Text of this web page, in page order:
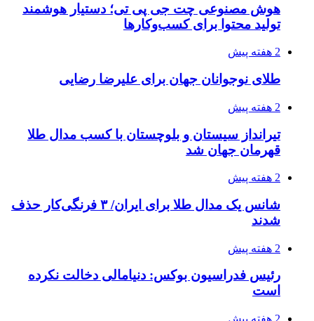
هوش مصنوعی چت جی پی تی؛ دستیار هوشمند
تولید محتوا برای کسب‌وکارها
2 هفته پیش
طلای نوجوانان جهان برای علیرضا رضایی
2 هفته پیش
تیرانداز سیستان و بلوچستان با کسب مدال طلا
قهرمان جهان شد
2 هفته پیش
شانس یک مدال طلا برای ایران/ ۳ فرنگی‌کار حذف
شدند
2 هفته پیش
رئیس فدراسیون بوکس: دنیامالی دخالت نکرده
است